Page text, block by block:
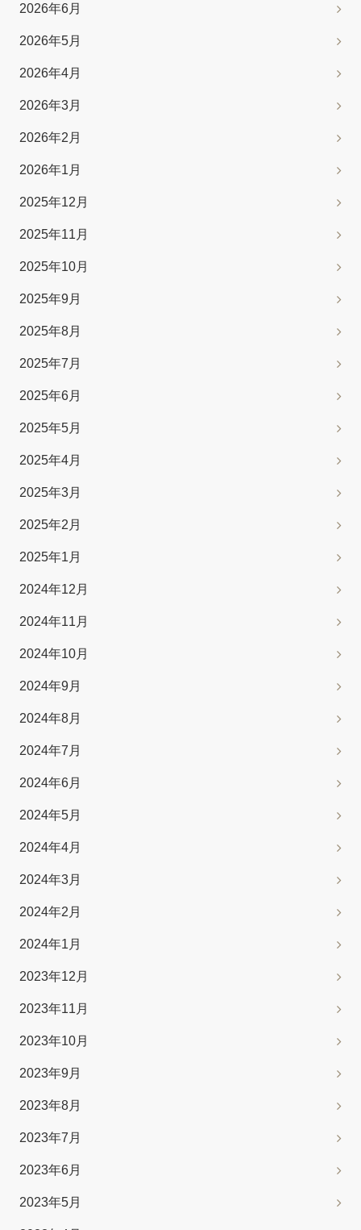
2026年6月
2026年5月
2026年4月
2026年3月
2026年2月
2026年1月
2025年12月
2025年11月
2025年10月
2025年9月
2025年8月
2025年7月
2025年6月
2025年5月
2025年4月
2025年3月
2025年2月
2025年1月
2024年12月
2024年11月
2024年10月
2024年9月
2024年8月
2024年7月
2024年6月
2024年5月
2024年4月
2024年3月
2024年2月
2024年1月
2023年12月
2023年11月
2023年10月
2023年9月
2023年8月
2023年7月
2023年6月
2023年5月